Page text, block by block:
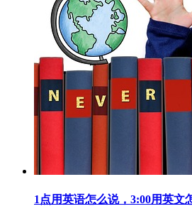
1点用英语怎么说，3:00用英文